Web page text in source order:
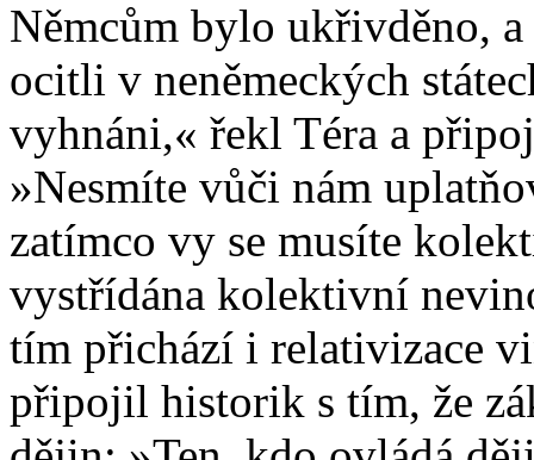
Němcům bylo ukřivděno,
ocitli v neněmeckých
vyhnáni,« řekl Téra a
»Nesmíte vůči nám
zatímco vy se musíte
vystřídána kolektivní
tím přichází i relativizace
připojil historik s tím, že